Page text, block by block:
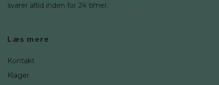
svarer altid inden for 24 timer.
Læs mere
Kontakt
Klager